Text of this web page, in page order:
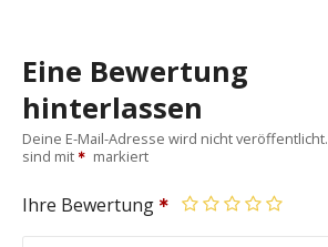
Eine Bewertung
hinterlassen
Deine E-Mail-Adresse wird nicht veröffentlicht.
sind mit
markiert
Ihre Bewertung